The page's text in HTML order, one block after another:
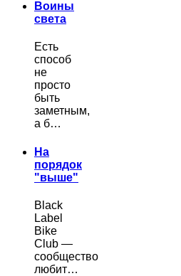
Воины
света
Есть
способ
не
просто
быть
заметным,
а б…
На
порядок
"выше"
Black
Label
Bike
Club —
сообщество
любит…